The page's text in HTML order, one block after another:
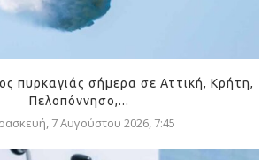
πυρκαγιάς σήμερα σε Αττική, Κρήτη,
Πελοπόννησο,...
7 Αυγούστου 2026, 7:45